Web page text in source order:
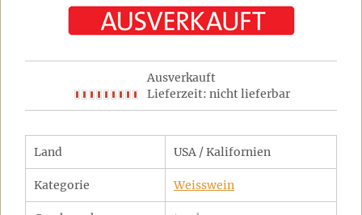
Ausverkauft
Lieferzeit: nicht lieferbar
Land USA / Kalifornien
Kategorie Weisswein